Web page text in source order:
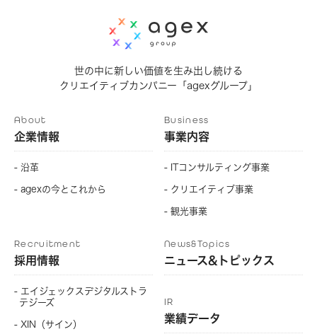
世の中に新しい価値を生み出し続ける
クリエイティブカンパニー「agexグループ」
About
企業情報
- 沿革
- agexの今とこれから
Business
事業内容
- ITコンサルティング事業
- クリエイティブ事業
- 観光事業
Recruitment
採用情報
- エイジェックスデジタルストラ
テジーズ
- XIN（サイン）
News&Topics
ニュース&トピックス
IR
業績データ